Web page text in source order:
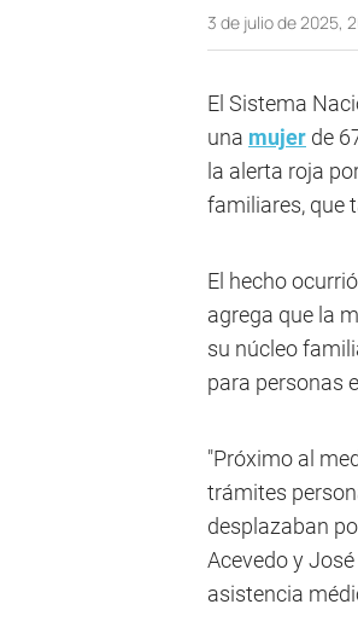
3 de julio de 2025,
El Sistema
una mujer de
la alerta roja
familiares, que
El hecho
agrega que la
su núcleo
para personas
"Próximo al
trámites
desplazaban
Acevedo y
asistencia